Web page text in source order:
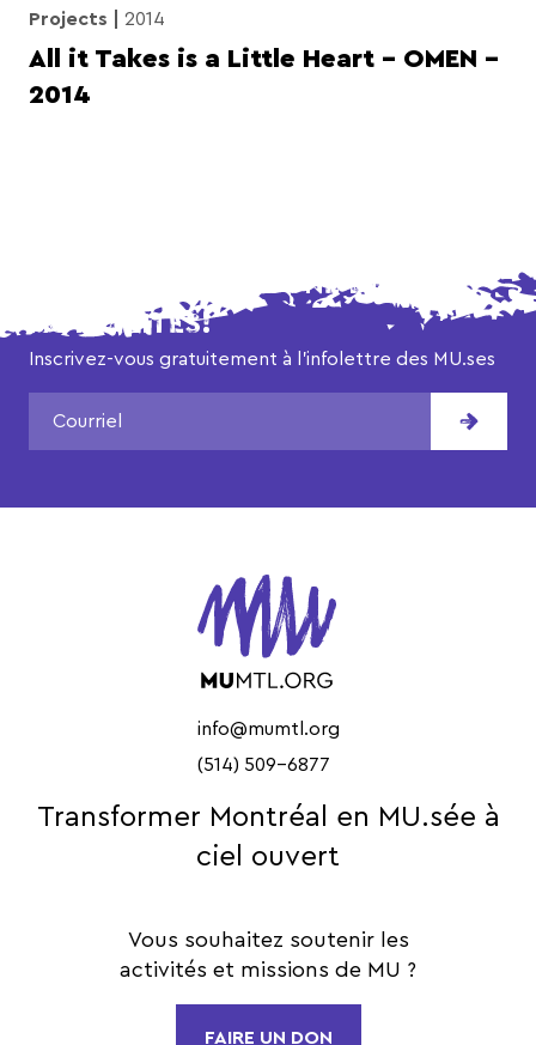
Projects 2014
All it Takes is a Little Heart – OMEN –
2014
NE MANQUEZ AUCUNE DE NOS
ACTUALITÉS!
Inscrivez-vous gratuitement à l’infolettre des MU.ses
info@mumtl.org
(514) 509-6877
Transformer Montréal en MU.sée à
ciel ouvert
Vous souhaitez soutenir les
activités et missions de MU ?
FAIRE UN DON